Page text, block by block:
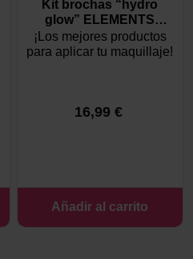
Kit brochas “hydro
glow” ELEMENTS
COLLECTION de
EcoTools
¡Los mejores productos
para aplicar tu maquillaje!
16,99 €
Añadir al carrito